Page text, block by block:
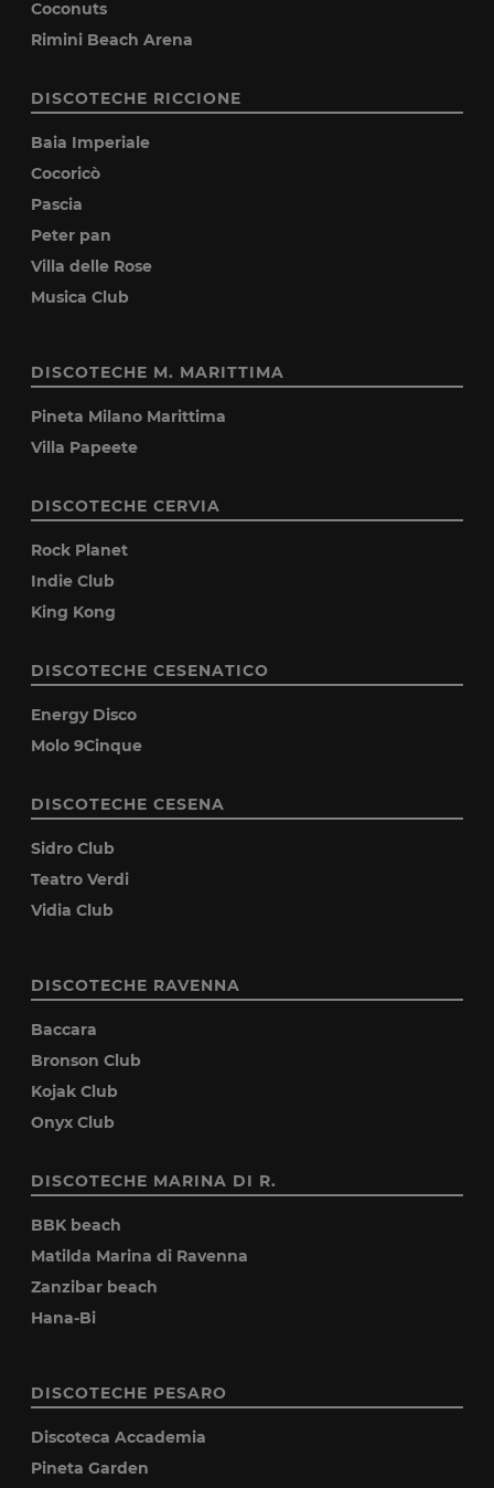
Coconuts
Rimini Beach Arena
DISCOTECHE RICCIONE
Baia Imperiale
Cocoricò
Pascia
Peter pan
Villa delle Rose
Musica Club
DISCOTECHE M. MARITTIMA
Pineta Milano Marittima
Villa Papeete
DISCOTECHE CERVIA
Rock Planet
Indie Club
King Kong
DISCOTECHE CESENATICO
Energy Disco
Molo 9Cinque
DISCOTECHE CESENA
Sidro Club
Teatro Verdi
Vidia Club
DISCOTECHE RAVENNA
Baccara
Bronson Club
Kojak Club
Onyx Club
DISCOTECHE MARINA DI R.
BBK beach
Matilda Marina di Ravenna
Zanzibar beach
Hana-Bi
DISCOTECHE PESARO
Discoteca Accademia
Pineta Garden